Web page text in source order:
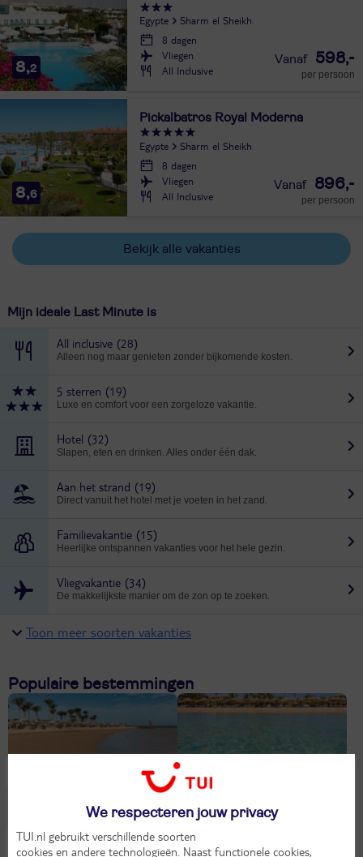
8,2
Egypte
Sharm el Sheikh
8 dagen
Vliegen
All Inclusive
598,-
per persoon
8,6
Pickalbatros Royal Moderna
Egypte
Sharm el Sheikh
8 dagen
Vliegen
All Inclusive
896,-
per persoon
Bekijk alle vakanties
Mijn ideale Last Minute is
All inclusive (28)
Alleen nog maar genieten zonder bijkomende kosten.
5 sterren (19)
Luxe en comfort voor een zorgeloze vakantie.
Hotel (32)
Slapen, eten en drinken. Alles onder één dak.
Aan het strand (19)
Direct vanuit het hotel met je voeten in het zand.
Familievakantie (15)
Heerlijke ontspannen vakanties voor het hele gezin.
Vliegvakantie (34)
De makkelijkste manier om de zon op te zoeken.
Toon meer soorten vakanties
Populaire bestemmingen
(12) Sharm el Sheikh
We respecteren jouw privacy
TUI.nl gebruikt verschillende soorten
cookies en andere technologieën . Naast functionele cookies,